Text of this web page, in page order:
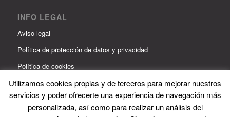
INFO LEGAL
Aviso legal
Política de protección de datos y privacidad
Política de cookies
Utilizamos cookies propias y de terceros para mejorar nuestros
servicios y poder ofrecerte una experiencia de navegación más
personalizada, así como para realizar un análisis del